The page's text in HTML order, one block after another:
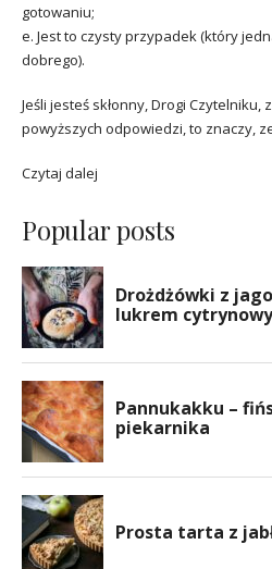
gotowaniu;
e. Jest to czysty przypadek (który
dobrego).
Jeśli jesteś skłonny, Drogi Czytelniku,
powyższych odpowiedzi, to znaczy,
Czytaj dalej
Popular posts